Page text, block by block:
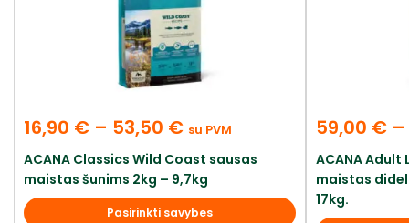
16,90 € – 53,50 € su PVM
ACANA Classics Wild Coast sausas
maistas šunims 2kg – 9,7kg
Pasirinkti savybes
59,00 € –
ACANA Adult
maistas
17kg.